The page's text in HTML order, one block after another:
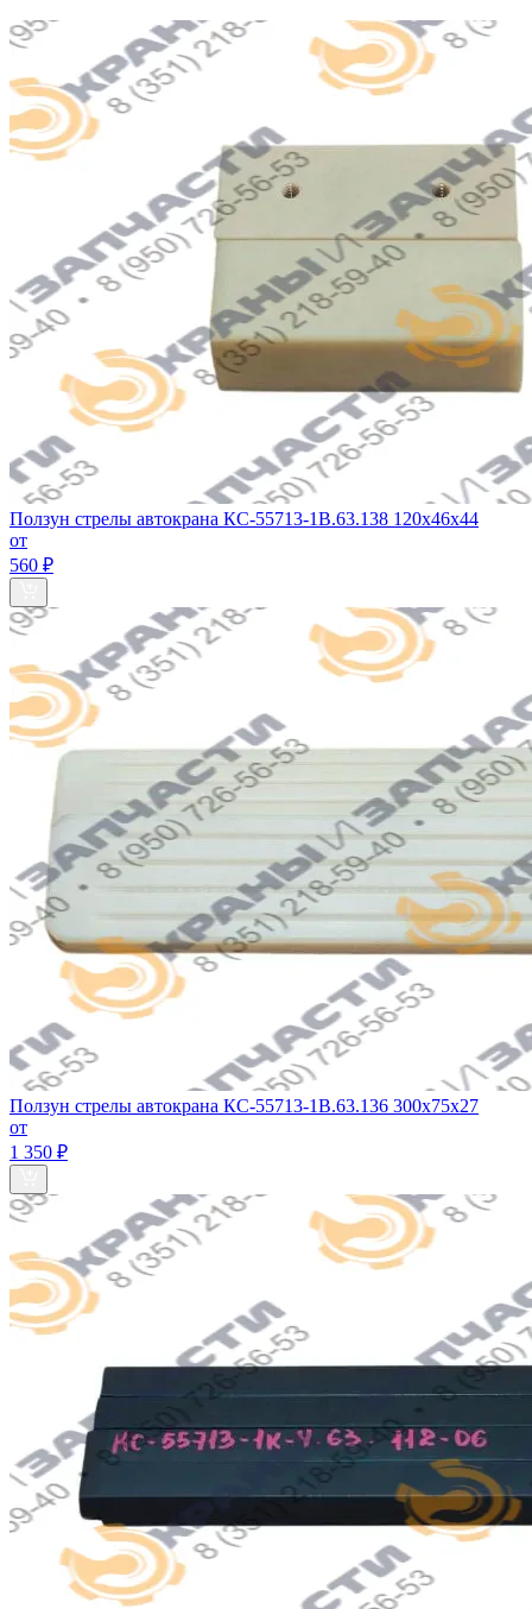
Ползун стрелы автокрана КС-55713-1В.63.138 120х46х44
от
560 ₽
Ползун стрелы автокрана КС-55713-1В.63.136 300х75х27
от
1 350 ₽